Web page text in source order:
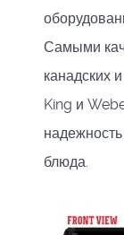
Самыми
канадских
King и
блюда.